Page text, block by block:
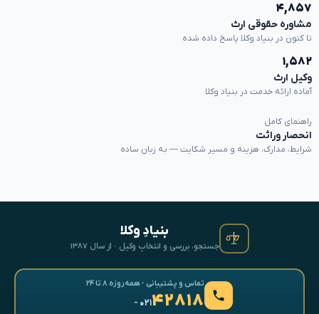
۴,۸۵۷
مشاوره حقوقی ارث
تا کنون در بنیاد وکلا پاسخ داده شده
۱,۵۸۲
وکیل ارث
آماده ارائه خدمت در بنیاد وکلا
راهنمای کامل
انحصار وراثت
شرایط، مدارک، هزینه و مسیر شکایت — به زبان ساده
بنیادِ وکلا
جستجو، بررسی و انتخابِ وکیل · از سال ۱۳۸۷
تماس و پشتیبانی · همه‌روزه ۸ تا ۲۴
۴۲۸۱۸- ۰۲۱